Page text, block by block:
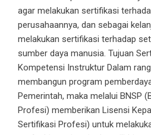
agar melakukan sertifikasi
perusahaannya, dan sebagai
melakukan sertifikasi terhadap
sumber daya manusia. Tujuan
Kompetensi Instruktur Dalam
membangun program
Pemerintah, maka melalui BNSP
Profesi) memberikan Lisensi
Sertifikasi Profesi) untuk